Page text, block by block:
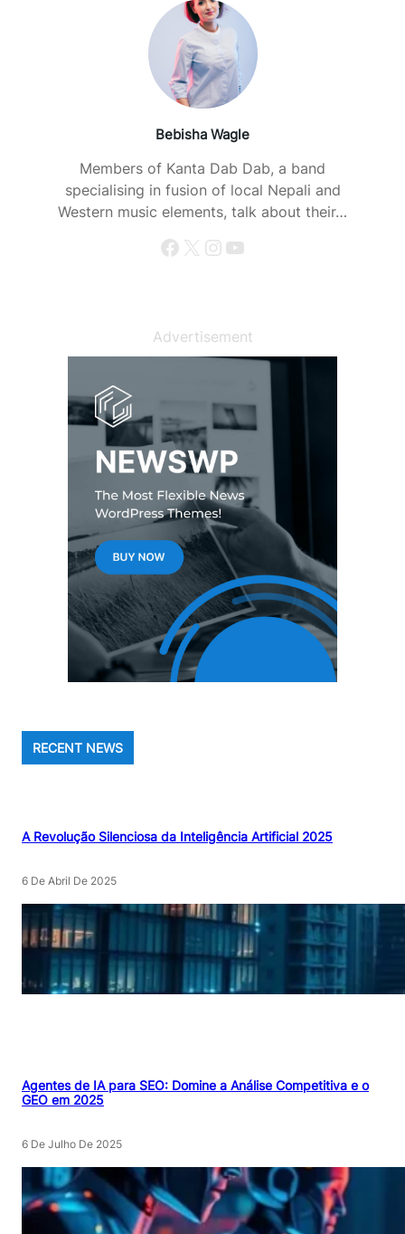
Bebisha Wagle
Members of Kanta Dab Dab, a band
specialising in fusion of local Nepali and
Western music elements, talk about their…
Facebook X Instagram YouTube
Advertisement
RECENT NEWS
A Revolução Silenciosa da Inteligência Artificial 2025
6 De Abril De 2025
Agentes de IA para SEO: Domine a Análise Competitiva e o
GEO em 2025
6 De Julho De 2025